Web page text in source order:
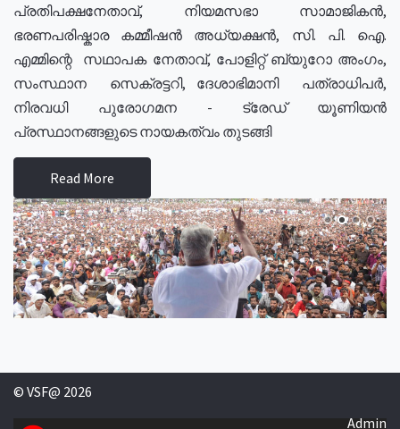
പ്രതിപക്ഷനേതാവ്, നിയമസഭാ സാമാജികൻ,
ഭരണപരിഷ്കാര കമ്മീഷൻ അധ്യക്ഷൻ, സി. പി. ഐ.
എമ്മിന്റെ സഥാപക നേതാവ്, പോളിറ്റ് ബ്യുറോ അംഗം,
സംസ്ഥാന സെക്രട്ടറി, ദേശാഭിമാനി പത്രാധിപർ,
നിരവധി പുരോഗമന - ട്രേഡ് യൂണിയൻ
പ്രസ്ഥാനങ്ങളുടെ നായകത്വം തുടങ്ങി
Read More
© VSF@ 2026
Admin